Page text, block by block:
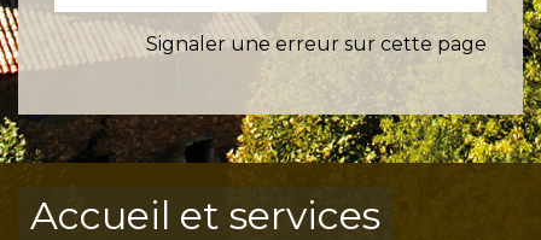
Signaler une erreur sur cette page
Accueil et services